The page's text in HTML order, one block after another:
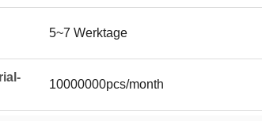
5~7 Werktage
10000000pcs/month